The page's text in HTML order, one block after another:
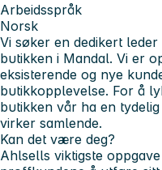
Arbeidsspråk
Norsk
Vi søker en dedikert
butikken i Mandal. Vi er
eksisterende og nye
butikkopplevelse. For å
butikken vår ha en
virker samlende.
Kan det være deg?
Ahlsells viktigste